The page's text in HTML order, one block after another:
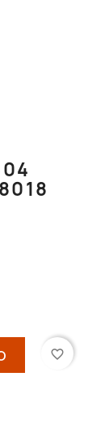
favorite_border